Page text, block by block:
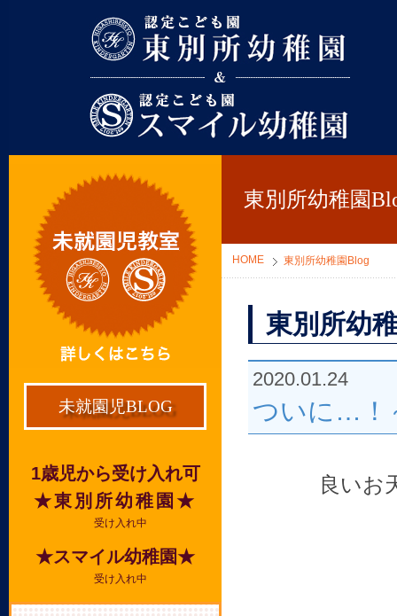
東別所幼稚園
HOME 東別所幼稚園Blog
東別所幼
2020.01.24
ついに…！
良いお
未就園児BLOG
1歳児から受け入れ可
★東別所幼稚園★
受け入れ中
★スマイル幼稚園★
受け入れ中